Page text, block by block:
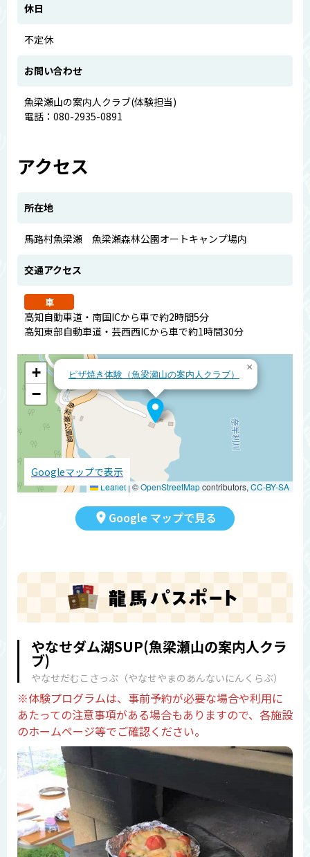
休日
不定休
お問い合わせ
魚梁瀬山の案内人クラブ(体験担当)
電話：080-2935-0891
アクセス
所在地
馬路村魚梁瀬 魚梁瀬森林公園オートキャンプ場内
交通アクセス
車
高知自動車道・南国ICから車で約2時間5分
高知東部自動車道・芸西西ICから車で約1時間30分
ピザ焼き体験（魚梁瀬山の案内人クラブ）
×
+
−
Leaflet | ©OpenStreetMapcontributors, CC-BY-SA
Googleマップで表示
Google マップで見る
やなせダム湖SUP(魚梁瀬山の案内人クラ
ブ)
やなせだむこさっぷ（やなせやまのあんないにんくらぶ）
※体験プログラムは、事前予約が必要な場合や利用に
あたっての注意事項がある場合もありますので、各施設
のホームページ等でご確認ください。